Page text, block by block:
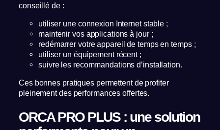
conseillé de :
utiliser une connexion Internet stable ;
maintenir vos applications à jour ;
redémarrer votre appareil de temps en temps ;
utiliser un équipement récent ;
suivre les recommandations d’installation.
Ces bonnes pratiques permettent de profiter
pleinement des performances offertes.
ORCA PRO PLUS : une solution